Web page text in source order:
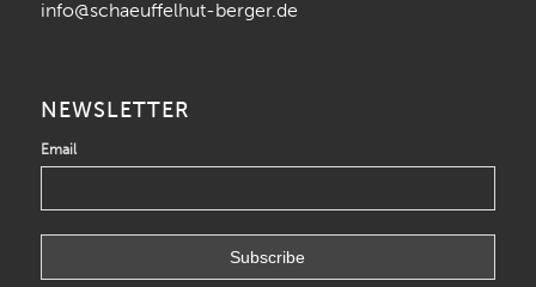
info@schaeuffelhut-berger.de
NEWSLETTER
Email